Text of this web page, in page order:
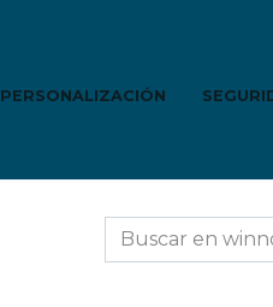
PERSONALIZACIÓN
Buscar